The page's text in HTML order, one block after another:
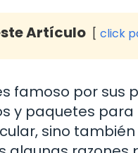
Artículo click
famoso por sus
y paquetes
sino